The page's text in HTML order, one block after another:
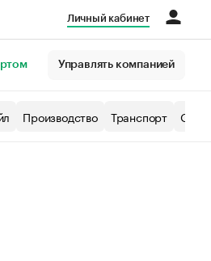
Личный кабинет
Управлять компанией
Производство Транспорт